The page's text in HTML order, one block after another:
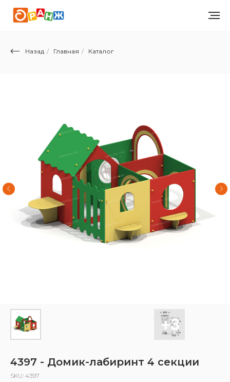
Назад / Главная / Каталог
4397 - Домик-лабиринт 4 секции
SKU: 4397